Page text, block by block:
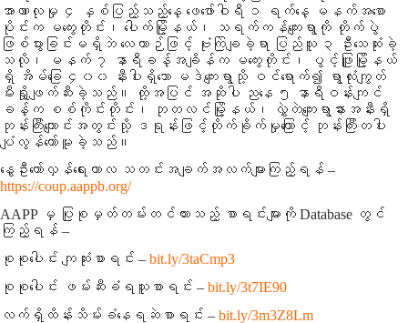
အာဏာလုမှု ၄ နှစ်ပြည့်သည့်နေ့ ဖေဖော်ဝါရီ ၁ ရက်နေ့ မနက်အစော
ပိုင်းက မကွေးတိုင်း၊ ပေါက်မြို့နယ်၊ သရက်ကန်ကျေးရွာကို တိုက်ပွဲ
ဖြစ်ပွားခြင်းမရှိဘဲ လေယာဉ်ဖြင့် ဗုံးကြဲချခဲ့ရာ ပြည်သူ ၃ ဦးသေဆုံးခဲ့
သလို၊ မနက် ၇ နာရီခန့်အချိန်က မကွေးတိုင်း၊ ပွင့်ဖြူမြို့နယ်
ရှိ အိမ်ခြေ ၄၀၀ နီးပါးရှိသော မဒဲကျေးရွာသို့ ဝင်ရောက်၍ ရွာလုံးကျွတ်
မီးရှို့ဖျက်ဆီးခဲ့သည်။ ထို့အပြင် အဆိုပါ ညနေ ၅ နာရီဝန်းကျင်
ခန့်က စစ်ကိုင်းတိုင်း၊ ဘုတလင်မြို့နယ်၊ လွှဲတဲကျေးရွာနားအနီးရှိ
ဘုန်းကြီးကျောင်းအတွင်းသို့ ဒရုန်းဖြင့်တိုက်ခိုက်မှုကြောင့် ဘုန်းကြီးတပါး
ပျံလွန်တော်မူခဲ့သည်။
နွေဦးတော်လှန်ရေးကာလ သတင်းအချက်အလက်များကြည့်ရန် –
https://coup.aappb.org/
AAPP မှ ပြုစုမှတ်တမ်းတင်ထားသည့် စာရင်းများကို Database တွင်
ကြည့်ရန် –
စုစုပေါင်း ကျဆုံးစာရင်း – bit.ly/3taCmp3
စုစုပေါင်း ဖမ်းဆီးခံရသူစာရင်း – bit.ly/3t7IE90
လက်ရှိထိန်းသိမ်းခံနေရဆဲစာရင်း – bit.ly/3m3Z8Lm